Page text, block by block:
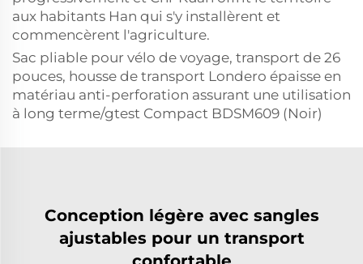
aux habitants Han qui s'y installèrent et
commencèrent l'agriculture.
Sac pliable pour vélo de voyage, transport de 26
pouces, housse de transport Londero épaisse en
matériau anti-perforation assurant une utilisation
à long terme/gtest Compact BDSM609 (Noir)
Conception légère avec sangles
ajustables pour un transport